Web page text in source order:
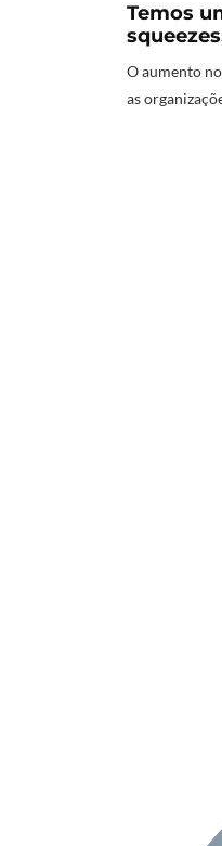
Temos
O aumento
as